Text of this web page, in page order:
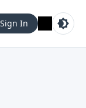
Sign In